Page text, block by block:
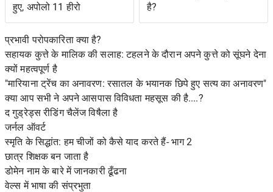
हुए, अपोलो 11 हीरो
है?
प्रभावी परोपकारिता क्या है?
सहायक कुत्ते के मालिक की सलाह: टहलने के दौरान अपने कुत्ते को सूंघने देना
क्यों महत्वपूर्ण है
"मारियाना ट्रेंच का अनावरण: रसातल के भयानक छिपे हुए सत्य का अनावरण"
क्या आप सभी ने अपने आसपास विविधता महसूस की है....?
द गुड्रेड्स रीडिंग चैलेंज विषैला है
जर्नल ऑवर्ट
स्मृति के सिद्धांत: हम चीजों को कैसे याद करते हैं- भाग 2
छात्र शिक्षक बन जाता है
डोमेन नाम के बारे में जानकारी ढूँढना
वेल्स में भाषा की संप्रभुता